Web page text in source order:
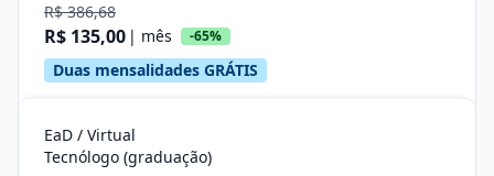
R$ 386,68
R$ 135,00 | mês -65%
Duas mensalidades GRÁTIS
EaD / Virtual
Tecnólogo (graduação)